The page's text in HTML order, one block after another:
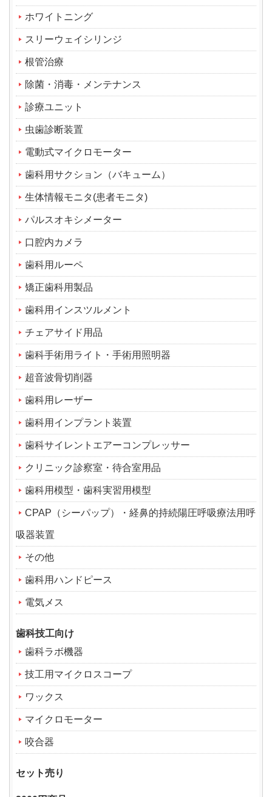
ホワイトニング
スリーウェイシリンジ
根管治療
除菌・消毒・メンテナンス
診療ユニット
虫歯診断装置
電動式マイクロモーター
歯科用サクション（バキューム）
生体情報モニタ(患者モニタ)
パルスオキシメーター
口腔内カメラ
歯科用ルーペ
矯正歯科用製品
歯科用インスツルメント
チェアサイド用品
歯科手術用ライト・手術用照明器
超音波骨切削器
歯科用レーザー
歯科用インプラント装置
歯科サイレントエアーコンプレッサー
クリニック診察室・待合室用品
歯科用模型・歯科実習用模型
CPAP（シーパップ）・経鼻的持続陽圧呼吸療法用呼
吸器装置
その他
歯科用ハンドピース
電気メス
歯科技工向け
歯科ラボ機器
技工用マイクロスコープ
ワックス
マイクロモーター
咬合器
セット売り